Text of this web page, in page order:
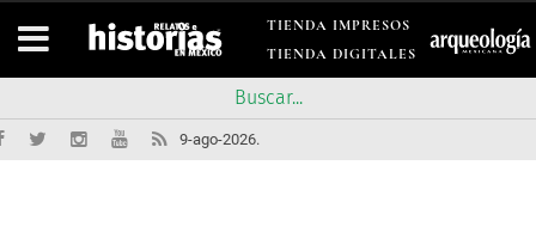
TIENDA IMPRESOS
TIENDA DIGITALES
9-ago-2026.